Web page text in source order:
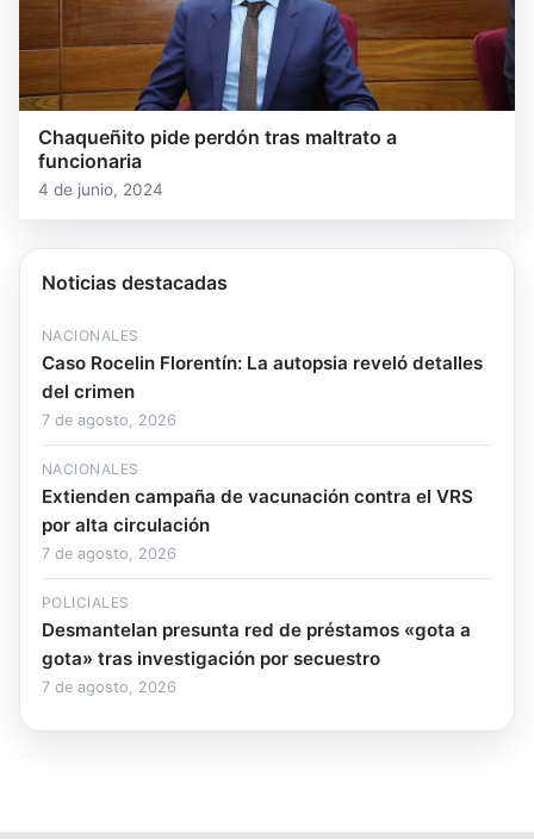
Chaqueñito pide perdón tras maltrato a
funcionaria
4 de junio, 2024
Noticias destacadas
NACIONALES
Caso Rocelin Florentín: La autopsia reveló detalles
del crimen
7 de agosto, 2026
NACIONALES
Extienden campaña de vacunación contra el VRS
por alta circulación
7 de agosto, 2026
POLICIALES
Desmantelan presunta red de préstamos «gota a
gota» tras investigación por secuestro
7 de agosto, 2026